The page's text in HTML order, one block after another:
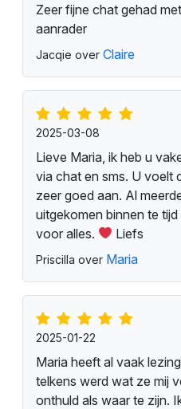
Zeer fijne chat gehad
aanrader
Jacqie over Claire
2025-03-08
Lieve Maria, ik heb u
via chat en sms. U voelt
zeer goed aan. Al
uitgekomen binnen te
voor alles.
Liefs
Priscilla over Maria
2025-01-22
Maria heeft al vaak
telkens werd wat ze mij
onthuld als waar te zijn.